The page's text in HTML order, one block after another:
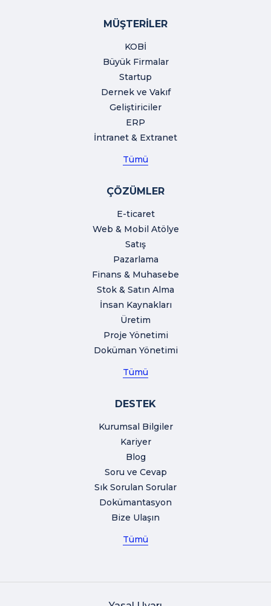
MÜŞTERİLER
KOBİ
Büyük Firmalar
Startup
Dernek ve Vakıf
Geliştiriciler
ERP
İntranet & Extranet
Tümü
ÇÖZÜMLER
E-ticaret
Web & Mobil Atölye
Satış
Pazarlama
Finans & Muhasebe
Stok & Satın Alma
İnsan Kaynakları
Üretim
Proje Yönetimi
Doküman Yönetimi
Tümü
DESTEK
Kurumsal Bilgiler
Kariyer
Blog
Soru ve Cevap
Sık Sorulan Sorular
Dokümantasyon
Bize Ulaşın
Tümü